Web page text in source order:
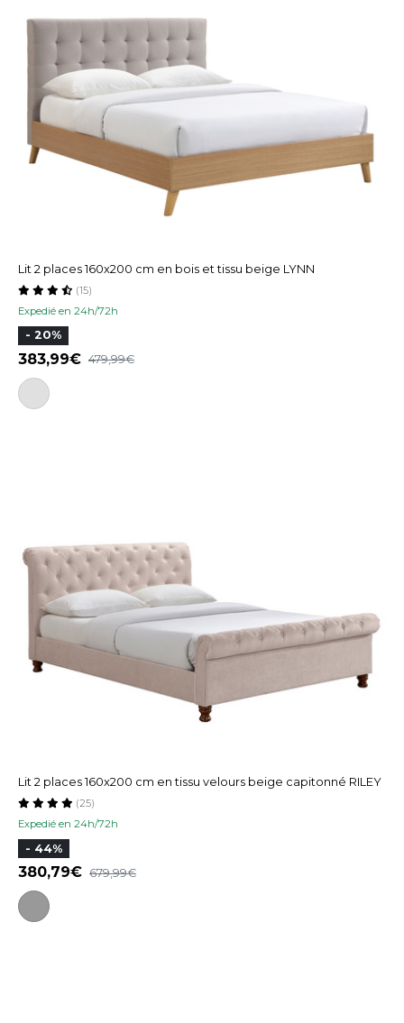
Lit 2 places 160x200 cm en bois et tissu beige LYNN
Expedié en 24h/72h
(15)
- 20%
383,99 479,99
Lit 2 places 160x200 cm en tissu velours beige capitonné RILEY
Expedié en 24h/72h
(25)
- 44%
380,79 679,99